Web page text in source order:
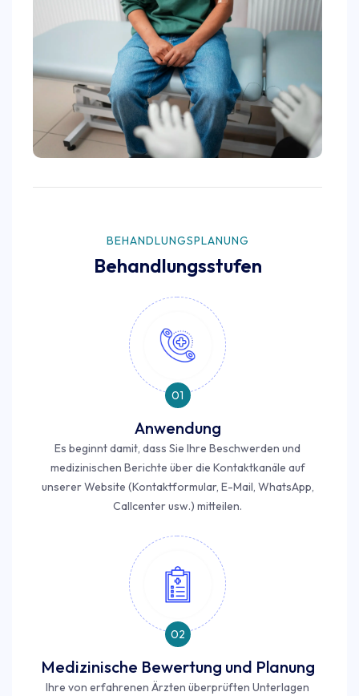
BEHANDLUNGSPLANUNG
Behandlungsstufen
01
Anwendung
Es beginnt damit, dass Sie Ihre Beschwerden und
medizinischen Berichte über die Kontaktkanäle auf
unserer Website (Kontaktformular, E-Mail, WhatsApp,
Callcenter usw.) mitteilen.
02
Medizinische Bewertung und Planung
Ihre von erfahrenen Ärzten überprüften Unterlagen